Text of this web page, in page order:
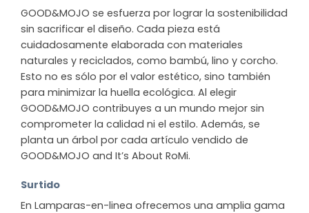
GOOD&MOJO se esfuerza por lograr la sostenibilidad
sin sacrificar el diseño. Cada pieza está
cuidadosamente elaborada con materiales
naturales y reciclados, como bambú, lino y corcho.
Esto no es sólo por el valor estético, sino también
para minimizar la huella ecológica. Al elegir
GOOD&MOJO contribuyes a un mundo mejor sin
comprometer la calidad ni el estilo. Además, se
planta un árbol por cada artículo vendido de
GOOD&MOJO and It’s About RoMi.
Surtido
En Lamparas-en-linea ofrecemos una amplia gama